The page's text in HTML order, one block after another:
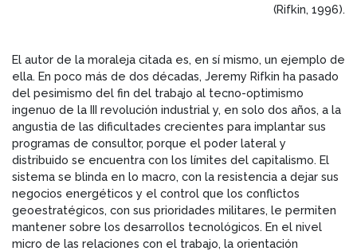
(Rifkin, 1996).
El autor de la moraleja citada es, en sí mismo, un ejemplo de
ella. En poco más de dos décadas, Jeremy Rifkin ha pasado
del pesimismo del fin del trabajo al tecno-optimismo
ingenuo de la III revolución industrial y, en solo dos años, a la
angustia de las dificultades crecientes para implantar sus
programas de consultor, porque el poder lateral y
distribuido se encuentra con los límites del capitalismo. El
sistema se blinda en lo macro, con la resistencia a dejar sus
negocios energéticos y el control que los conflictos
geoestratégicos, con sus prioridades militares, le permiten
mantener sobre los desarrollos tecnológicos. En el nivel
micro de las relaciones con el trabajo, la orientación